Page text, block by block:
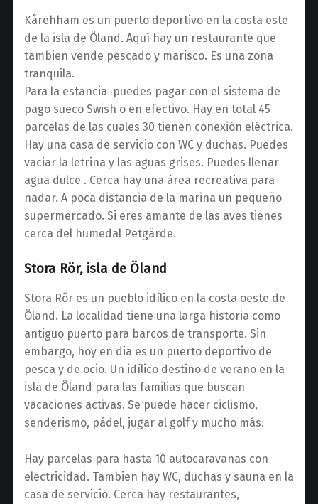
Kårehham es un puerto deportivo en la costa este
de la isla de Öland. Aquí hay un restaurante que
tambien vende pescado y marisco. Es una zona
tranquila.
Para la estancia puedes pagar con el sistema de
pago sueco Swish o en efectivo. Hay en total 45
parcelas de las cuales 30 tienen conexión eléctrica.
Hay una casa de servicio con WC y duchas. Puedes
vaciar la letrina y las aguas grises. Puedes llenar
agua dulce . Cerca hay una área recreativa para
nadar. A poca distancia de la marina un pequeño
supermercado. Si eres amante de las aves tienes
cerca del humedal Petgärde.
Stora Rör, isla de Öland
Stora Rör es un pueblo idílico en la costa oeste de
Öland. La localidad tiene una larga historia como
antiguo puerto para barcos de transporte. Sin
embargo, hoy en dia es un puerto deportivo de
pesca y de ocio. Un idílico destino de verano en la
isla de Öland para las familias que buscan
vacaciones activas. Se puede hacer ciclismo,
senderismo, pádel, jugar al golf y mucho más.
Hay parcelas para hasta 10 autocaravanas con
electricidad. Tambien hay WC, duchas y sauna en la
casa de servicio. Cerca hay restaurantes,